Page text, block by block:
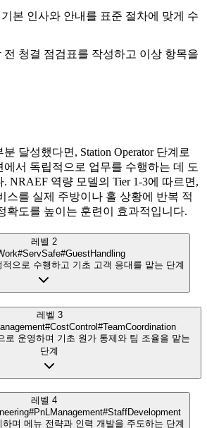
본 인사와 안내를 표준 절차에 맞게 수
전 청결 점검표를 작성하고 이상 항목을
달성했다면, Station Operator 단계로
서 독립적으로 업무를 수행하는 데 도
NRAEF 역량 모델의 Tier 1-3에 따르면,
스를 실제 주방이나 홀 상황에 반복 적
확도를 높이는 훈련이 효과적입니다.
레벨 2
#ServSafe#GuestHandling
으로 수행하고 기초 고객 응대를 맡는 단계
레벨 3
#CostControl#TeamCoordination
로 운영하며 기초 원가 통제와 팀 조율을 맡는
단계
레벨 4
#PnLManagement#StaffDevelopment
며 메뉴 전략과 인력 개발을 주도하는 단계